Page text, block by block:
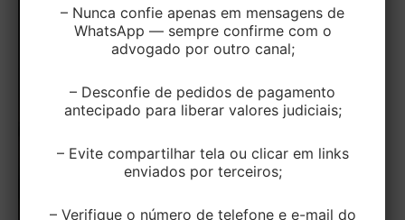
– Nunca confie apenas em mensagens de
WhatsApp — sempre confirme com o
advogado por outro canal;
– Desconfie de pedidos de pagamento
antecipado para liberar valores judiciais;
– Evite compartilhar tela ou clicar em links
enviados por terceiros;
– Verifique o número de telefone e e-mail do